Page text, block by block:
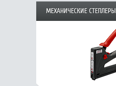
МЕХАНИЧЕСКИЕ СТЕПЛЕРЫ